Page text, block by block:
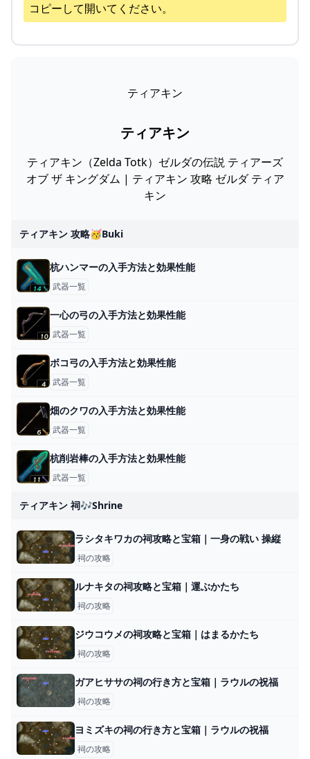
コピーして開いてください。
ティアキン
ティアキン
ティアキン（Zelda Totk）ゼルダの伝説 ティアーズ
オブ ザ キングダム | ティアキン 攻略 ゼルダ ティア
キン
ティアキン 攻略🥳buki
杭ハンマーの入手方法と効果性能
武器一覧
一心の弓の入手方法と効果性能
武器一覧
ボコ弓の入手方法と効果性能
武器一覧
畑のクワの入手方法と効果性能
武器一覧
杭削岩棒の入手方法と効果性能
武器一覧
ティアキン 祠🎶shrine
ラシタキワカの祠攻略と宝箱｜一身の戦い 操縦
祠の攻略
ルナキタの祠攻略と宝箱｜運ぶかたち
祠の攻略
ジウコウメの祠攻略と宝箱｜はまるかたち
祠の攻略
ガアヒササの祠の行き方と宝箱｜ラウルの祝福
祠の攻略
ヨミズキの祠の行き方と宝箱｜ラウルの祝福
祠の攻略